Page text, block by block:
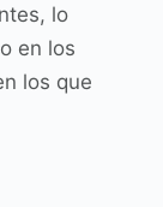
lo
en los
los que